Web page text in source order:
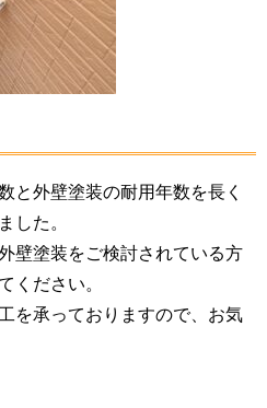
と外壁塗装の耐用年数を長く
した。
壁塗装をご検討されている方
ください。
を承っておりますので、お気